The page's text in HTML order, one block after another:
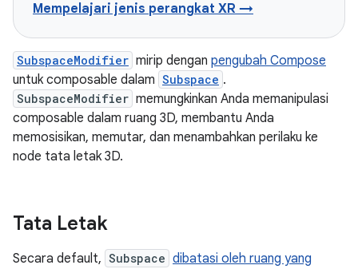
Mempelajari jenis perangkat XR →
SubspaceModifier mirip dengan pengubah Compose
untuk composable dalam Subspace .
SubspaceModifier memungkinkan Anda memanipulasi
composable dalam ruang 3D, membantu Anda
memosisikan, memutar, dan menambahkan perilaku ke
node tata letak 3D.
Tata Letak
Secara default, Subspace dibatasi oleh ruang yang